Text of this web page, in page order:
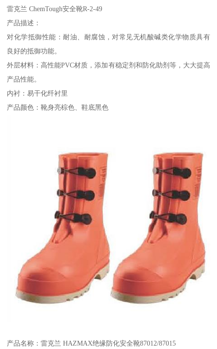
雷克兰 ChemTough安全靴R-2-49
产品描述：
对化学抵御性能：耐油、耐腐蚀，对常见无机酸碱类化学物质具有
良好的抵御功能。
外层材料：高性能PVC材质，添加有稳定剂和防化助剂等，大大提高
产品性能。
内衬：易干化纤衬里
产品颜色：靴身亮棕色、鞋底黑色
产品名称：雷克兰 HAZMAX绝缘防化安全靴87012/87015